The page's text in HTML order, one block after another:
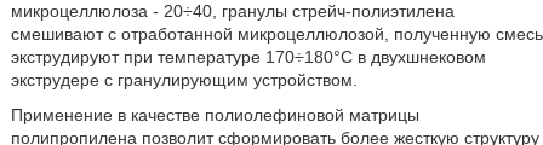
микроцеллюлоза - 20÷40, гранулы стрейч-полиэтилена
смешивают с отработанной микроцеллюлозой, полученную смесь
экструдируют при температуре 170÷180°C в двухшнековом
экструдере с гранулирующим устройством.
Применение в качестве полиолефиновой матрицы
полипропилена позволит сформировать более жесткую структуру